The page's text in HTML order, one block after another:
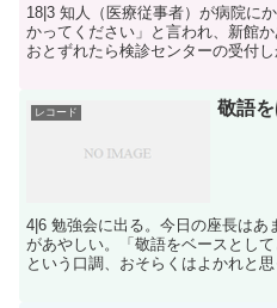
18|3 知人（医療従事者）が病院に
かってください」と言われ、新館
おとずれたら検診センターの受付
レコード 敬語
4|6 勉強会に出る。今日の座長は
があやしい。「敬語をベースとし
という口調、おそらくはよかれと